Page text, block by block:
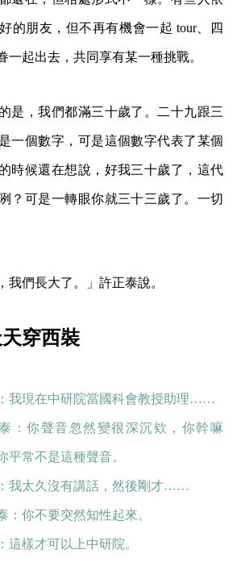
的朋友，但不再有機會一起 tour、四
一起出去，共同享有某一種挑戰。
是，我們都滿三十歲了。二十九跟三
一個數字，可是這個數字代表了某個
時候還在想說，好我三十歲了，這代
？可是一轉眼你就三十三歲了。一切
我們長大了。」許正泰說。
穿西裝
我現在中研院當國科會教授助理……
：你聲音忽然變很深沉欸，你幹嘛
平常不是這種聲音。
我太久沒有講話，然後剛才……
：你不要突然知性起來。
這樣才可以上中研院。